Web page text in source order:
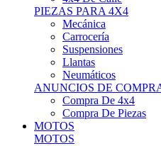
Mecánica
Carrocería
Suspensiones
Llantas
Neumáticos
ANUNCIOS DE COMPRA
Compra De 4x4
Compra De Piezas
MOTOS
MOTOS
Motos De Circuito